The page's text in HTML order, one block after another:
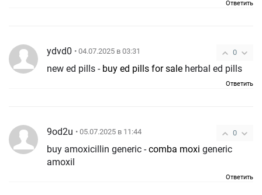
Ответить
0
ydvd0 • 04.07.2025 в 03:31
new ed pills - buy ed pills for sale herbal ed pills
Ответить
0
9od2u • 05.07.2025 в 11:44
buy amoxicillin generic -comba moxi generic
amoxil
Ответить